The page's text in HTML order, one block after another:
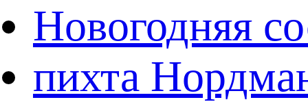
Новогодняя
пихта